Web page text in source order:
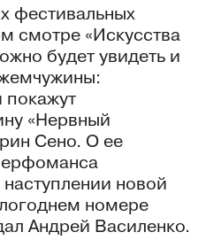
смотре «Искусства
будет увидеть и
«Нервный
Сено. О ее
новой
номере
Андрей Василенко.